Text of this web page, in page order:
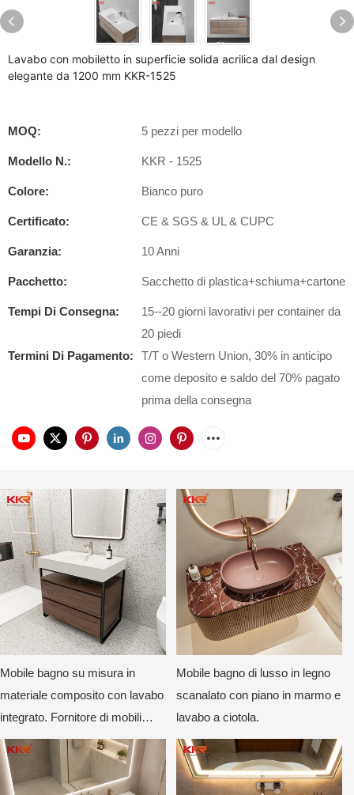
Lavabo con mobiletto in superficie solida acrilica dal design
elegante da 1200 mm KKR-1525
MOQ: 5 pezzi per modello
Modello N.: KKR - 1525
Colore: Bianco puro
Certificato: CE & SGS & UL & CUPC
Garanzia: 10 Anni
Pacchetto: Sacchetto di plastica+schiuma+cartone
Tempi Di Consegna:
15--20 giorni lavorativi per container da
20 piedi
Termini Di Pagamento:
T/T o Western Union, 30% in anticipo
come deposito e saldo del 70% pagato
prima della consegna
Mobile bagno su misura in
materiale composito con lavabo
integrato. Fornitore di mobili
bagno di lusso per hotel.
Mobile bagno di lusso in legno
scanalato con piano in marmo e
lavabo a ciotola.